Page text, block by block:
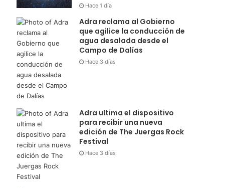
Hace 1 día
Adra reclama al Gobierno
que agilice la conducción de
agua desalada desde el
Campo de Dalías
Hace 3 días
Adra ultima el dispositivo
para recibir una nueva
edición de The Juergas Rock
Festival
Hace 3 días